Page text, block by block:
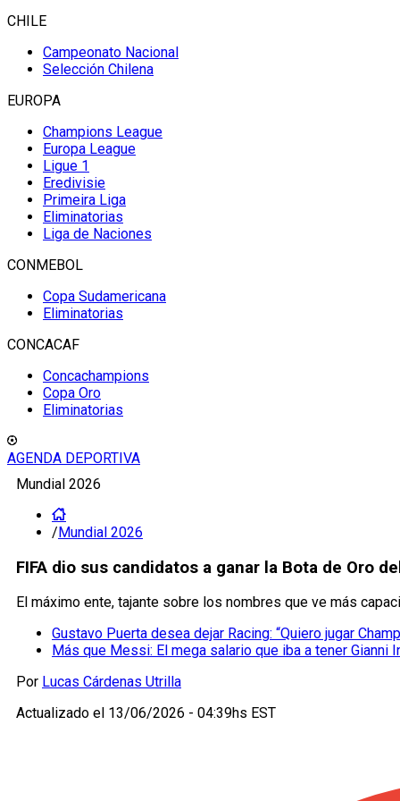
CHILE
Campeonato Nacional
Selección Chilena
EUROPA
Champions League
Europa League
Ligue 1
Eredivisie
Primeira Liga
Eliminatorias
Liga de Naciones
CONMEBOL
Copa Sudamericana
Eliminatorias
CONCACAF
Concachampions
Copa Oro
Eliminatorias
AGENDA DEPORTIVA
Mundial 2026
/Mundial 2026
FIFA dio sus candidatos a ganar la Bota de Oro
El máximo ente, tajante sobre los nombres que ve más
Gustavo Puerta desea dejar Racing: “Quiero jugar
Más que Messi: El mega salario que iba a tener Gianni
Por Lucas Cárdenas Utrilla
Actualizado el 13/06/2026 - 04:39hs EST